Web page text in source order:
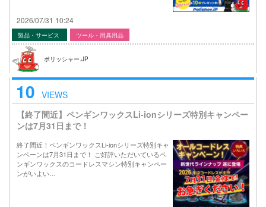
2026/07/31 10:24
製品・サービス ツール・用具用品
ポリッシャー.JP
10 VIEWS
【終了間近】ペンギンワックスLi-ionシリーズ特別キャンペー
ンは7月31日まで！
終了間近！ペンギンワックスLi-ionシリーズ特別キャ
ンペーンは7月31日まで！ ご好評いただいているペ
ンギンワックスのコードレスマシン特別キャンペー
ンがいよい…